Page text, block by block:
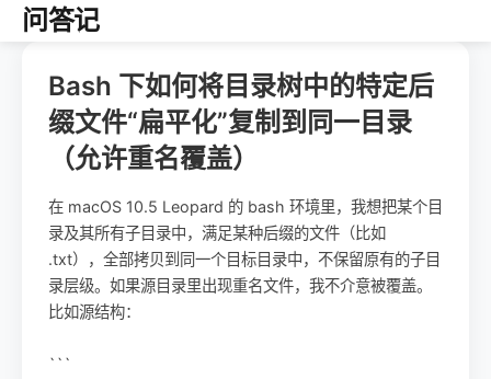
问答记
Bash 下如何将目录树中的特定后
缀文件“扁平化”复制到同一目录
（允许重名覆盖）
在 macOS 10.5 Leopard 的 bash 环境里，我想把某个目
录及其所有子目录中，满足某种后缀的文件（比如
.txt），全部拷贝到同一个目标目录中，不保留原有的子目
录层级。如果源目录里出现重名文件，我不介意被覆盖。
比如源结构：
```